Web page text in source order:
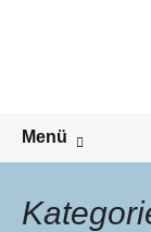
Menü